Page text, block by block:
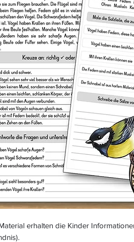
erhalten die Kinder